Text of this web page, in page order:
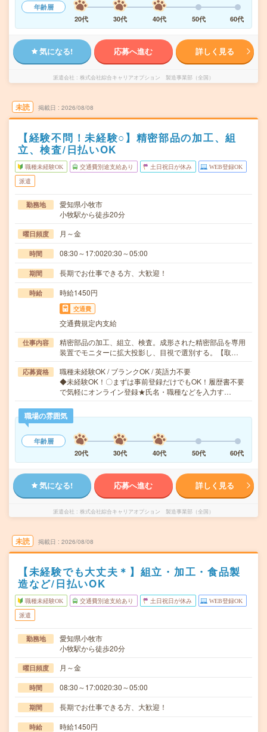
年齢層
20代
30代 40代 50代 60代
気になる! 応募へ進む 詳しく見る
派遣会社 株式会社綜合キャリアオプション 製造事業部（全国）
未読 掲載日 2026/08/08
【経験不問！未経験○】精密部品の加工、組
立、検査/日払いOK
職種未経験OK 交通費別途支給あり 土日祝日が休み WEB登録OK
派遣
勤務地
愛知県小牧市
小牧駅から徒歩20分
曜日頻度 月～金
時間 08:30～17:0020:30～05:00
期間 長期でお仕事できる方、大歓迎！
時給 時給1450円
交通費
交通費規定内支給
仕事内容
精密部品の加工、組立、検査。成形された精密部品を専用
装置でモニターに拡大投影し、目視で選別する。【取…
応募資格
職種未経験OK / ブランクOK / 英語力不要
◆未経験OK！〇まずは事前登録だけでもOK！履歴書不要
で気軽にオンライン登録★氏名・職種などを入力す…
職場の雰囲気
年齢層
20代
30代 40代 50代 60代
気になる! 応募へ進む 詳しく見る
派遣会社 株式会社綜合キャリアオプション 製造事業部（全国）
未読 掲載日 2026/08/08
【未経験でも大丈夫＊】組立・加工・食品製
造など/日払いOK
職種未経験OK 交通費別途支給あり 土日祝日が休み WEB登録OK
派遣
勤務地
愛知県小牧市
小牧駅から徒歩20分
曜日頻度 月～金
時間 08:30～17:0020:30～05:00
期間 長期でお仕事できる方、大歓迎！
時給 時給1450円